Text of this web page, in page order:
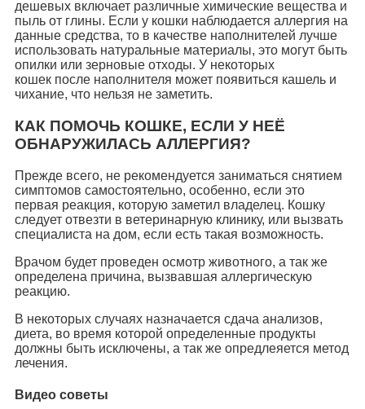
дешевых включает различные химические вещества и
пыль от глины. Если у кошки наблюдается аллергия на
данные средства, то в качестве наполнителей лучше
использовать натуральные материалы, это могут быть
опилки или зерновые отходы. У некоторых
кошек после наполнителя может появиться кашель и
чихание, что нельзя не заметить.
КАК ПОМОЧЬ КОШКЕ, ЕСЛИ У НЕЁ
ОБНАРУЖИЛАСЬ АЛЛЕРГИЯ?
Прежде всего, не рекомендуется заниматься снятием
симптомов самостоятельно, особенно, если это
первая реакция, которую заметил владелец. Кошку
следует отвезти в ветеринарную клинику, или вызвать
специалиста на дом, если есть такая возможность.
Врачом будет проведен осмотр животного, а так же
определена причина, вызвавшая аллергическую
реакцию.
В некоторых случаях назначается сдача анализов,
диета, во время которой определенные продукты
должны быть исключены, а так же опредлеяется метод
лечения.
Видео советы